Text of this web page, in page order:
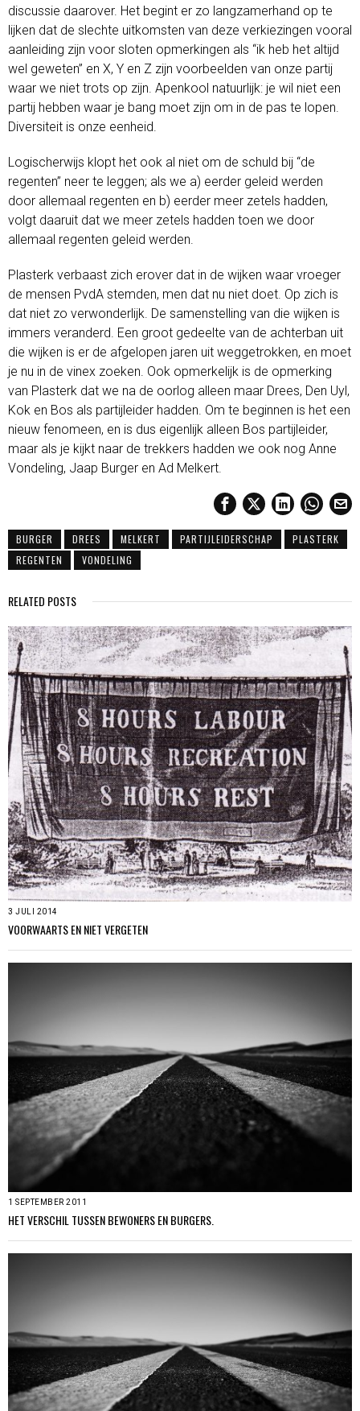
discussie daarover. Het begint er zo langzamerhand op te
lijken dat de slechte uitkomsten van deze verkiezingen vooral
aanleiding zijn voor sloten opmerkingen als “ik heb het altijd
wel geweten” en X, Y en Z zijn voorbeelden van onze partij
waar we niet trots op zijn. Apenkool natuurlijk: je wil niet een
partij hebben waar je bang moet zijn om in de pas te lopen.
Diversiteit is onze eenheid.
Logischerwijs klopt het ook al niet om de schuld bij “de
regenten” neer te leggen; als we a) eerder geleid werden
door allemaal regenten en b) eerder meer zetels hadden,
volgt daaruit dat we meer zetels hadden toen we door
allemaal regenten geleid werden.
Plasterk verbaast zich erover dat in de wijken waar vroeger
de mensen PvdA stemden, men dat nu niet doet. Op zich is
dat niet zo verwonderlijk. De samenstelling van die wijken is
immers veranderd. Een groot gedeelte van de achterban uit
die wijken is er de afgelopen jaren uit weggetrokken, en moet
je nu in de vinex zoeken. Ook opmerkelijk is de opmerking
van Plasterk dat we na de oorlog alleen maar Drees, Den Uyl,
Kok en Bos als partijleider hadden. Om te beginnen is het een
nieuw fenomeen, en is dus eigenlijk alleen Bos partijleider,
maar als je kijkt naar de trekkers hadden we ook nog Anne
Vondeling, Jaap Burger en Ad Melkert.
BURGER DREES MELKERT PARTIJLEIDERSCHAP
PLASTERK
REGENTEN
VONDELING
RELATED POSTS
3 JULI 2014
VOORWAARTS EN NIET VERGETEN
1 SEPTEMBER 2011
HET VERSCHIL TUSSEN BEWONERS EN BURGERS.